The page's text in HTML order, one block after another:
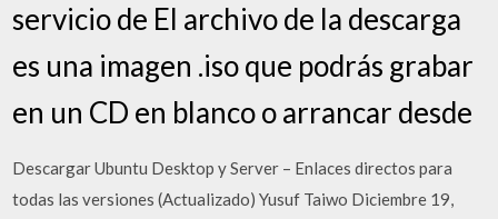
servicio de El archivo de la descarga
es una imagen .iso que podrás grabar
en un CD en blanco o arrancar desde
Descargar Ubuntu Desktop y Server – Enlaces directos para
todas las versiones (Actualizado) Yusuf Taiwo Diciembre 19,